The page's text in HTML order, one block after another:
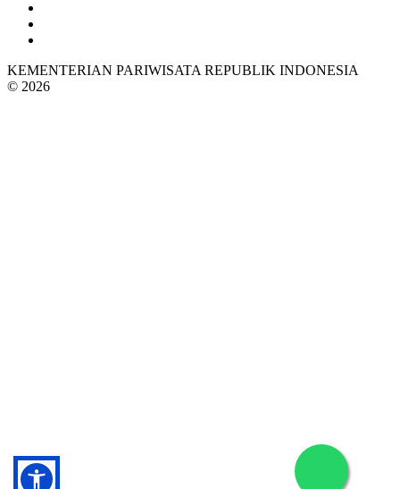
KEMENTERIAN PARIWISATA REPUBLIK INDONESIA
© 2026